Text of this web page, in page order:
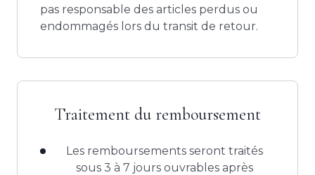
pas responsable des articles perdus ou
endommagés lors du transit de retour.
Traitement du remboursement
Les remboursements seront traités
sous 3 à 7 jours ouvrables après